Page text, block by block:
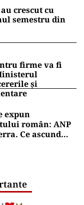
crescut cu
semestru din
firme va fi
și
expun
român: ANP
Ce ascund